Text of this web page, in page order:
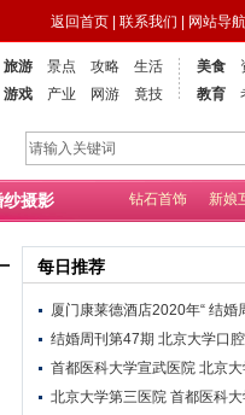
返回首页 联系我们 网站导航
旅游 景点 攻略
生活
游戏
产业 网游 竟技
美食
教育
钻石首饰 新娘
纱摄影
每日推荐
厦门康莱德酒店2020年“ 结婚
结婚周刊第47期 北京大学口
首都医科大学宣武医院 北京
北京大学第三医院 首都医科